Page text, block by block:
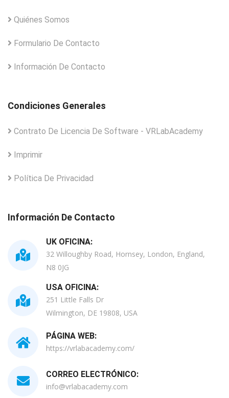
Quiénes Somos
Formulario De Contacto
Información De Contacto
Condiciones Generales
Contrato De Licencia De Software - VRLabAcademy
Imprimir
Política De Privacidad
Información De Contacto
UK OFICINA:
32 Willoughby Road, Hornsey, London, England,
N8 0JG
USA OFICINA:
251 Little Falls Dr
Wilmington, DE 19808, USA
PÁGINA WEB:
https://vrlabacademy.com/
CORREO ELECTRÓNICO:
info@vrlabacademy.com